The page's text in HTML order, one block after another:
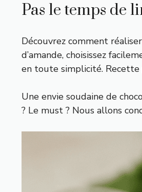
Pas le temps de
Découvrez comment
d’amande, choisissez
en toute simplicité.
Une envie soudaine de
? Le must ? Nous allons